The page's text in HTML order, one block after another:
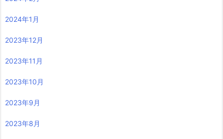
2024年1月
2023年12月
2023年11月
2023年10月
2023年9月
2023年8月